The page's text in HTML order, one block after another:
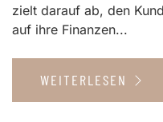
zielt darauf ab, den
auf ihre Finanzen...
WEITERLESEN